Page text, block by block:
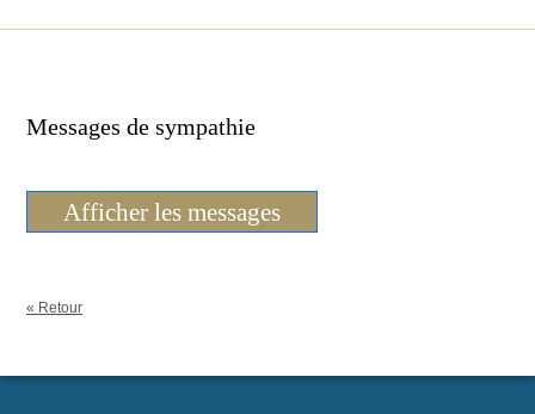
Messages de sympathie
Afficher les messages
« Retour